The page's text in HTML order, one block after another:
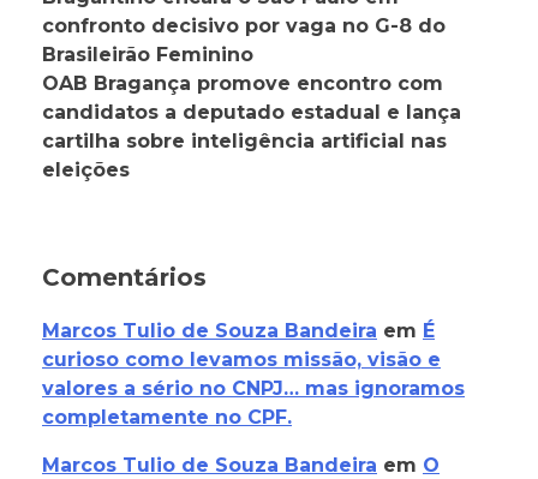
confronto decisivo por vaga no G-8 do
Brasileirão Feminino
OAB Bragança promove encontro com
candidatos a deputado estadual e lança
cartilha sobre inteligência artificial nas
eleições
Comentários
Marcos Tulio de Souza Bandeira em É
curioso como levamos missão, visão e
valores a sério no CNPJ… mas ignoramos
completamente no CPF.
Marcos Tulio de Souza Bandeira em O